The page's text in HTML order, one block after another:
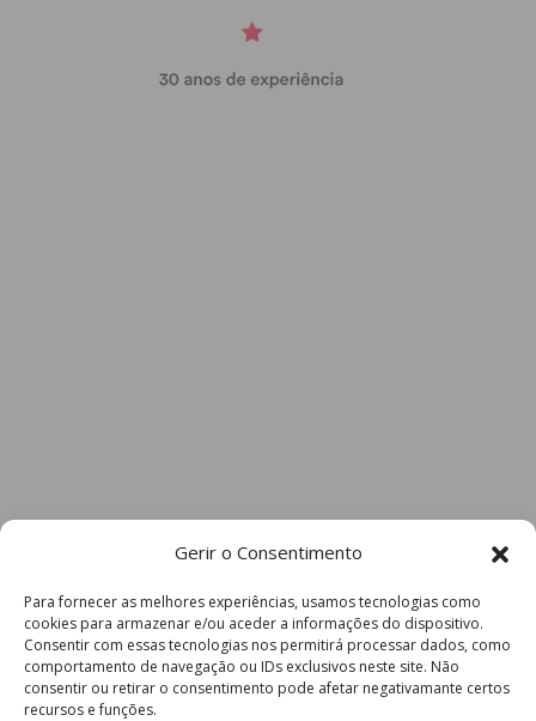
Gerir o Consentimento
Para fornecer as melhores experiências, usamos tecnologias como
cookies para armazenar e/ou aceder a informações do dispositivo.
Consentir com essas tecnologias nos permitirá processar dados, como
comportamento de navegação ou IDs exclusivos neste site. Não
consentir ou retirar o consentimento pode afetar negativamante certos
recursos e funções.
Imediato